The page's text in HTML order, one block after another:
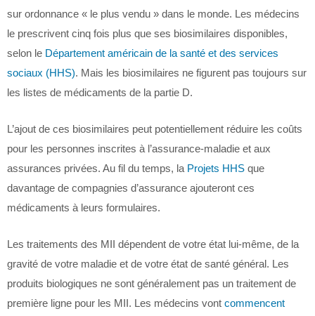
sur ordonnance « le plus vendu » dans le monde. Les médecins
le prescrivent cinq fois plus que ses biosimilaires disponibles,
selon le Département américain de la santé et des services
sociaux (HHS). Mais les biosimilaires ne figurent pas toujours sur
les listes de médicaments de la partie D.
L’ajout de ces biosimilaires peut potentiellement réduire les coûts
pour les personnes inscrites à l’assurance-maladie et aux
assurances privées. Au fil du temps, la Projets HHS que
davantage de compagnies d’assurance ajouteront ces
médicaments à leurs formulaires.
Les traitements des MII dépendent de votre état lui-même, de la
gravité de votre maladie et de votre état de santé général. Les
produits biologiques ne sont généralement pas un traitement de
première ligne pour les MII. Les médecins vont commencent